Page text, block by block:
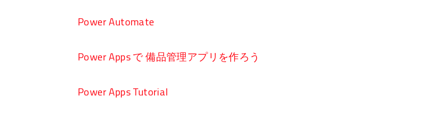
Power Automate
Power Apps で 備品管理アプリを作ろう
Power Apps Tutorial